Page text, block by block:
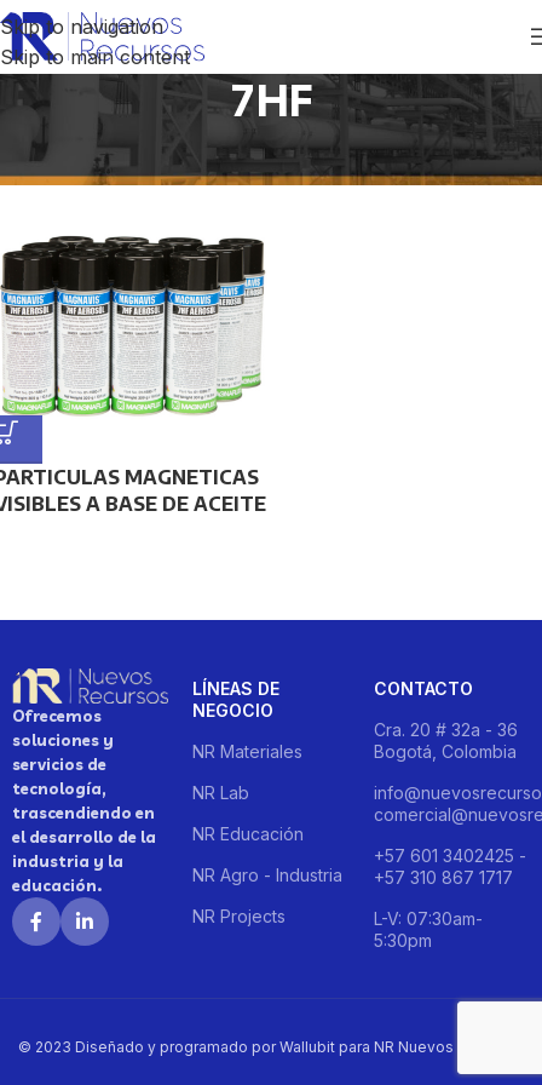
Skip to navigation
Skip to main content
7HF
Inicio Productos etiquetados “7HF”
MAGNETICAS
A BASE DE ACEITE
Ofrecemos
soluciones y
servicios de
tecnología,
trascendiendo en
el desarrollo de la
industria y la
educación.
LÍNEAS DE
NEGOCIO
NR Materiales
NR Lab
NR Educación
NR Agro - Industria
NR Projects
CONTACTO
Cra. 20 # 32a - 36
Bogotá, Colombia
+57 601 3402425 -
+57 310 867 1717
L-V: 07:30am-
5:30pm
© 2023 Diseñado y programado por Wallubit para NR Nuevos Recursos